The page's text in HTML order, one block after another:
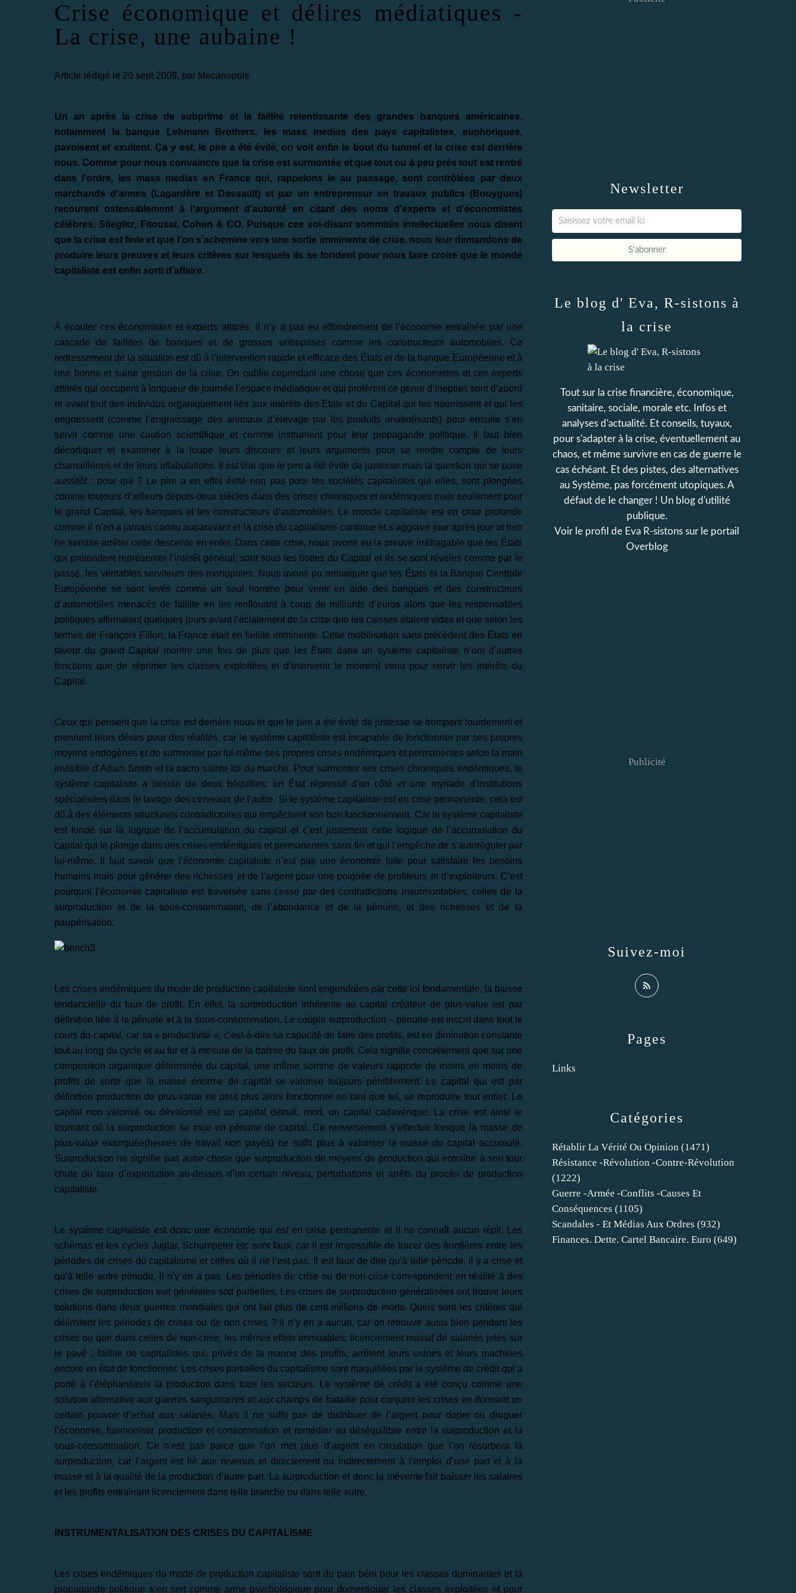
Crise économique et délires médiatiques -
La crise, une aubaine !
Article rédigé le 20 sept 2009, par Mecanopols
Un an après la crise de subprime et la faillite retentissante des grandes banques américaines,
notamment la banque Lehmann Brothers, les mass medias des pays capitalistes, euphoriques,
pavoisent et exultent. Ça y est, le pire a été évité, on voit enfin le bout du tunnel et la crise est derrière
nous. Comme pour nous convaincre que la crise est surmontée et que tout ou à peu près tout est rentré
dans l’ordre, les mass medias en France qui, rappelons le au passage, sont contrôlées par deux
marchands d’armes (Lagardère et Dassault) et par un entrepreneur en travaux publics (Bouygues)
recourent ostensiblement à l’argument d’autorité en citant des noms d’experts et d’économistes
célèbres, Stieglitz, Fitoussi, Cohen & CO. Puisque ces soi-disant sommités intellectuelles nous disent
que la crise est finie et que l’on s’achemine vers une sortie imminente de crise, nous leur demandons de
produire leurs preuves et leurs critères sur lesquels ils se fondent pour nous faire croire que le monde
capitaliste est enfin sorti d’affaire.
À écouter ces économistes et experts attitrés, il n’y a pas eu effondrement de l’économie entraînée par une
cascade de faillites de banques et de grosses entreprises comme les constructeurs automobiles. Ce
redressement de la situation est dû à l’intervention rapide et efficace des États et de la banque Européenne et à
une bonne et saine gestion de la crise. On oublie cependant une chose que ces économistes et ces experts
attitrés qui occupent à longueur de journée l’espace médiatique et qui profèrent ce genre d’inepties sont d’abord
et avant tout des individus organiquement liés aux intérêts des États et du Capital qui les nourrissent et qui les
engraissent (comme l’engraissage des animaux d’élevage par les produits anabolisants) pour ensuite s’en
servir comme une caution scientifique et comme instrument pour leur propagande politique. Il faut bien
décortiquer et examiner à la loupe leurs discours et leurs arguments pour se rendre compte de leurs
chamailleries et de leurs affabulations. Il est vrai que le pire a été évité de justesse mais la question qui se pose
aussitôt : pour qui ? Le pire a en effet évité non pas pour les sociétés capitalistes qui elles, sont plongées
comme toujours d’ailleurs depuis deux siècles dans des crises chroniques et endémiques mais seulement pour
le grand Capital, les banques et les constructeurs d’automobiles. Le monde capitaliste est en crise profonde
comme il n’en a jamais connu auparavant et la crise du capitalisme continue et s’aggrave jour après jour et rien
ne semble arrêter cette descente en enfer. Dans cette crise, nous avons eu la preuve irréfragable que les États
qui prétendent représenter l’intérêt général, sont sous les bottes du Capital et ils se sont révèles comme par le
passé, les véritables serviteurs des monopoles. Nous avons pu remarquer que les États et la Banque Centrale
Européenne se sont levés comme un seul homme pour venir en aide des banques et des constructeurs
d’automobiles menacés de faillite en les renflouant à coup de milliards d’euros alors que les responsables
politiques affirmaient quelques jours avant l’éclatement de la crise que les caisses étaient vides et que selon les
termes de François Fillon, la France était en faillite imminente. Cette mobilisation sans précédent des États en
faveur du grand Capital montre une fois de plus que les États dans un système capitaliste n’ont d’autres
fonctions que de réprimer les classes exploitées et d’intervenir le moment venu pour servir les intérêts du
Capital.
Ceux qui pensent que la crise est derrière nous et que le pire a été évité de justesse se trompent lourdement et
prennent leurs désirs pour des réalités, car le système capitaliste est incapable de fonctionner par ses propres
moyens endogènes et de surmonter par lui-même ses propres crises endémiques et permanentes selon la main
invisible d’Adam Smith et la sacro sainte loi du marché. Pour surmonter ses crises chroniques endémiques, le
système capitaliste a besoin de deux béquilles: un État répressif d’un côté et une myriade d’institutions
spécialisées dans le lavage des cerveaux de l’autre. Si le système capitaliste est en crise permanente, cela est
dû à des éléments structurels contradictoires qui empêchent son bon fonctionnement. Car le système capitaliste
est fondé sur la logique de l’accumulation du capital et c’est justement cette logique de l’accumulation du
capital qui le plonge dans des crises endémiques et permanentes sans fin et qui l’empêche de s’autoréguler par
lui-même. Il faut savoir que l’économie capitaliste n’est pas une économie faite pour satisfaire les besoins
humains mais pour générer des richesses et de l’argent pour une poignée de profiteurs et d’exploiteurs. C’est
pourquoi l’économie capitaliste est traversée sans cesse par des contradictions insurmontables, celles de la
surproduction et de la sous-consommation, de l’abondance et de la pénurie, et des richesses et de la
paupérisation.
Les crises endémiques du mode de production capitaliste sont engendrées par cette loi fondamentale, la baisse
tendancielle du taux de profit. En effet, la surproduction inhérente au capital créateur de plus-value est par
définition liée à la pénurie et à la sous-consommation. Le couple surproduction – pénurie est inscrit dans tout le
cours du capital, car sa « productivité », c’est-à-dire sa capacité de faire des profits, est en diminution constante
tout au long du cycle et au fur et à mesure de la baisse du taux de profit. Cela signifie concrètement que sur une
composition organique déterminée du capital, une même somme de valeurs rapporte de moins en moins de
profits de sorte que la masse énorme de capital se valorise toujours péniblement. Le capital qui est par
définition production de plus-value ne peut plus alors fonctionner en tant que tel, se reproduire tout entier. Le
capital non valorisé ou dévalorisé est un capital détruit, mort, un capital cadavérique. La crise est ainsi le
tournant où la surproduction se mue en pénurie de capital. Ce renversement s’effectue lorsque la masse de
plus-value extorquée(heures de travail non payés) ne suffit plus à valoriser la masse du capital accumulé.
Surproduction ne signifie pas autre chose que surproduction de moyens de production qui entraîne à son tour
chute du taux d’exploitation au-dessus d’un certain niveau, perturbations et arrêts du procès de production
capitaliste.
Le système capitaliste est donc une économie qui est en crise permanente et il ne connaît aucun répit. Les
schémas et les cycles Juglar, Schumpeter etc sont faux, car il est impossible de tracer des frontières entre les
périodes de crises du capitalisme et celles où il ne l’est pas. Il est faux de dire qu’à telle période, il y a crise et
qu’à telle autre période, il n’y en a pas. Les périodes de crise ou de non-crise correspondent en réalité à des
crises de surproduction soit générales soit partielles. Les crises de surproduction généralisées ont trouvé leurs
solutions dans deux guerres mondiales qui ont fait plus de cent millions de morts. Quels sont les critères qui
délimitent les périodes de crises ou de non crises ? il n’y en a aucun, car on retrouve aussi bien pendant les
crises ou que dans celles de non-crise, les mêmes effets immuables: licenciement massif de salariés jetés sur
le pavé ; faillite de capitalistes qui, privés de la manne des profits, arrêtent leurs usines et leurs machines
encore en état de fonctionner. Les crises partielles du capitalisme sont maquillées par le système de crédit qui a
porté à l’éléphantiasis la production dans tous les secteurs. Le système de crédit a été conçu comme une
solution alternative aux guerres sanguinaires et aux champs de bataille pour conjurer les crises en donnant un
certain pouvoir d’achat aux salariés. Mais il ne suffit pas de distribuer de l’argent pour doper ou droguer
l’économie, harmoniser production et consommation et remédier au déséquilibre entre la surproduction et la
sous-consommation. Ce n’est pas parce que l’on met plus d’argent en circulation que l’on résorbera la
surproduction, car l’argent est lié aux revenus et directement ou indirectement à l’emploi d’une part et à la
masse et à la qualité de la production d’autre part. La surproduction et donc la mévente fait baisser les salaires
et les profits entraînant licenciement dans telle branche ou dans telle autre.
INSTRUMENTALISATION DES CRISES DU CAPITALISME
Les crises endémiques du mode de production capitaliste sont du pain béni pour les classes dominantes et la
propagande politique s’en sert comme arme psychologique pour domestiquer les classes exploitées et pour
Newsletter
Catégories
Rétablir La Vérité Ou Opinion (1471)
Résistance -révolution -contre-Révolution
(1222)
Guerre -armée -conflits -causes Et
Conséquences (1105)
Scandales - Et Médias Aux Ordres (932)
Finances. Dette. Cartel Bancaire. Euro (649)
Pages
Links
Le blog d' Eva, R-sistons à
la crise
Tout sur la crise financière, économique,
sanitaire, sociale, morale etc. Infos et
analyses d'actualité. Et conseils, tuyaux,
pour s'adapter à la crise, éventuellement au
chaos, et même survivre en cas de guerre le
cas échéant. Et des pistes, des alternatives
au Système, pas forcément utopiques. A
défaut de le changer ! Un blog d'utilité
publique.
Voir le profil de Eva R-sistons sur le portail
Overblog
Suivez-moi
Publicité